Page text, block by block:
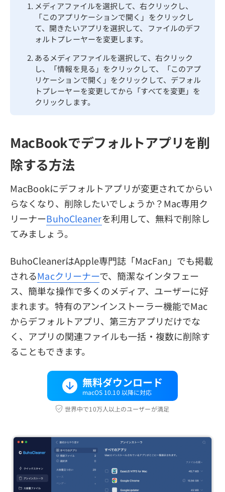
メディアファイルを選択して、右クリックし、
「このアプリケーションで開く」をクリックし
て、開きたいアプリを選択して、ファイルのデフ
ォルトプレーヤーを変更します。
あるメディアファイルを選択して、右クリック
し、「情報を見る」をクリックして、「このアプ
リケーションで開く」をクリックして、デフォル
トプレーヤーを変更してから「すべてを変更」を
クリックします。
MacBookでデフォルトアプリを削
除する方法
MacBookにデフォルトアプリが変更されてからい
らなくなり、削除したいでしょうか？Mac専用ク
リーナーBuhoCleanerを利用して、無料で削除し
てみましょう。
BuhoCleanerはApple専門誌「MacFan」でも掲載
されるMacクリーナーで、簡潔なインタフェー
ス、簡単な操作で多くのメディア、ユーザーに好
まれます。特有のアンインストーラー機能でMac
からデフォルトアプリ、第三方アプリだけでな
く、アプリの関連ファイルも一括・複数に削除す
ることもできます。
無料ダウンロード
macOS 10.10 以降に対応
世界中で10万人以上のユーザーが満足